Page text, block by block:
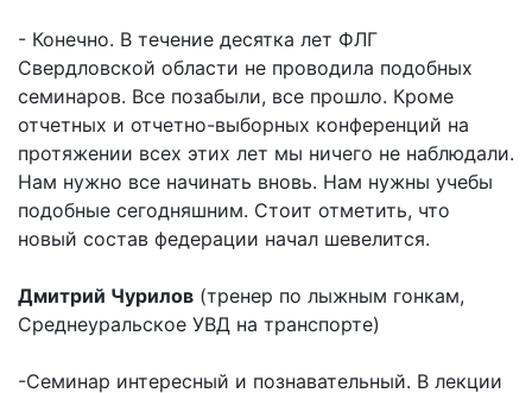
- Конечно. В течение десятка лет ФЛГ
Свердловской области не проводила подобных
семинаров. Все позабыли, все прошло. Кроме
отчетных и отчетно-выборных конференций на
протяжении всех этих лет мы ничего не наблюдали.
Нам нужно все начинать вновь. Нам нужны учебы
подобные сегодняшним. Стоит отметить, что
новый состав федерации начал шевелится.
Дмитрий Чурилов (тренер по лыжным гонкам,
Среднеуральское УВД на транспорте)
-Семинар интересный и познавательный. В лекции